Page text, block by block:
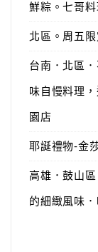
鮮粽。七哥
北區。周五
台南．北區
味自慢料理
園店
耶誕禮物-金
高雄．鼓山
的細緻風味